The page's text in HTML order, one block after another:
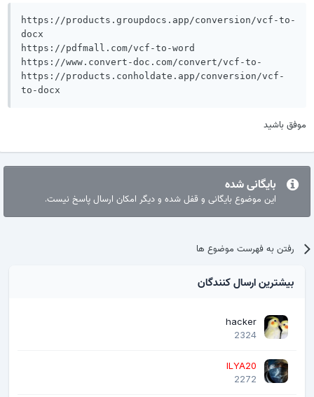
https://products.groupdocs.app/conversion/vcf-to-
docx
https://pdfmall.com/vcf-to-word
https://www.convert-doc.com/convert/vcf-to-
https://products.conholdate.app/conversion/vcf-
to-docx
موفق باشید
بایگانی شده
این موضوع بایگانی و قفل شده و دیگر امکان ارسال پاسخ نیست.
رفتن به فهرست موضوع ها
بیشترین ارسال کنندگان
hacker
2324
ILYA20
2272